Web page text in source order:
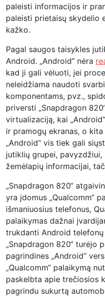
paleisti informacijos ir
paleisti prietaisų skydelio
kažko.
Pagal saugos taisykles
Android. „Android“ nėra
kad ji gali vėluoti, jei
neleidžiama naudoti
komponentams, pvz.,
priversti „Snapdragon
virtualizaciją, kai
ir pramogų ekranas, o
„Android“ vis tiek gali
jutiklių grupei, pavyzdžiui,
žemėlapių informacijai,
„Snapdragon 820“
yra įdomus „Qualcomm“
išmaniuosius telefonus,
palaikymas dažnai
trukdanti Android telefonų
„Snapdragon 820“ turėjo
pagrindines „Android“
„Qualcomm“ palaikymą
paskelbta apie trečiosios
pagrindu sukurtą